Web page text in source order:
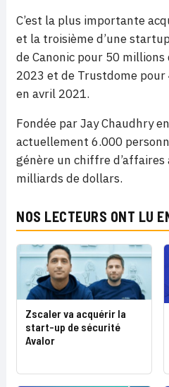
C’est la plus importante
et la troisième d’une
de Canonic pour 50
2023 et de Trustdome
en avril 2021.
Fondée par Jay Chaudhry
actuellement 6.000
génère un chiffre d’affaires
milliards de dollars.
NOS LECTEURS ONT LU
Zscaler va acquérir la
start-up de sécurité
Avalor